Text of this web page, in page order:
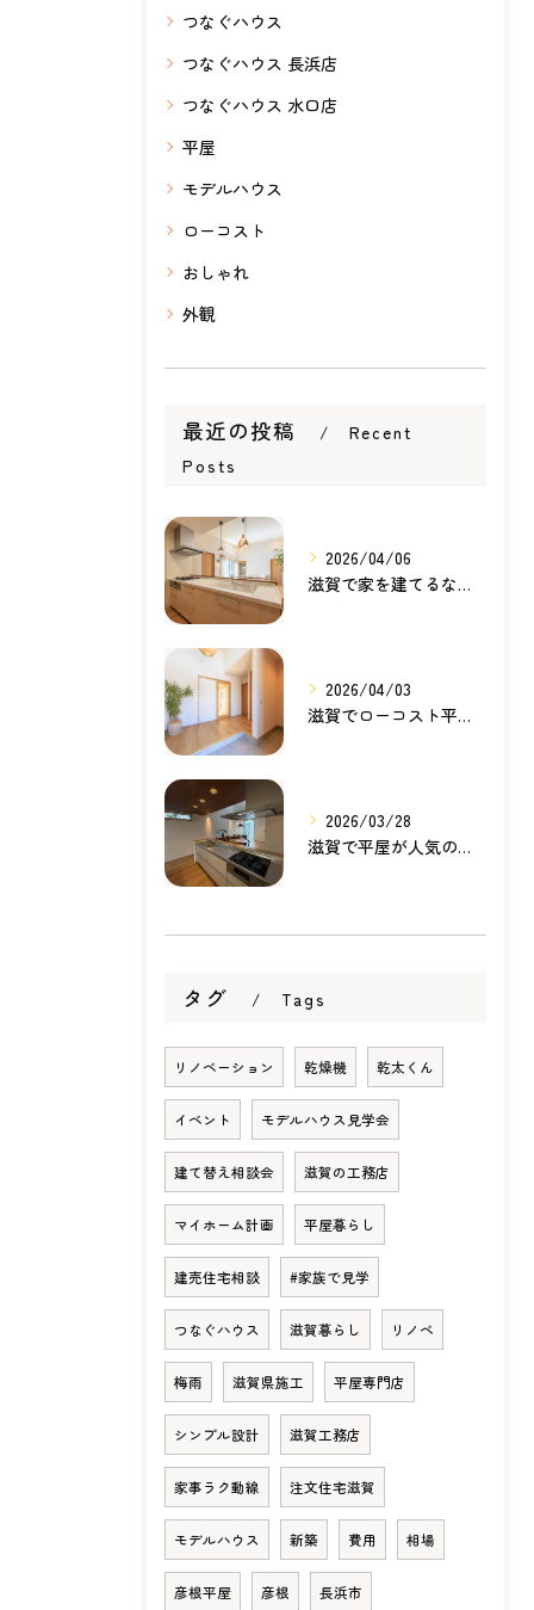
つなぐハウス
つなぐハウス 長浜店
つなぐハウス 水口店
平屋
モデルハウス
ローコスト
おしゃれ
外観
最近の投稿
Recent
Posts
2026/04/06
滋賀で家を建てるなら知っておきたい住宅ローンの基本｜無理のない家づくりの考え方
2026/04/03
滋賀でローコスト平屋を建てるなら？無理のない価格で理想の暮らしを叶える家づくり
2026/03/28
滋賀で平屋が人気の理由とは？暮らしやすさ・家事動線・将来性から考える家づくり
タグ Tags
リノベーション 乾燥機 乾太くん
イベント モデルハウス見学会
建て替え相談会 滋賀の工務店
マイホーム計画 平屋暮らし
建売住宅相談 #家族で見学
つなぐハウス 滋賀暮らし リノベ
梅雨 滋賀県施工 平屋専門店
シンプル設計 滋賀工務店
家事ラク動線 注文住宅滋賀
モデルハウス 新築 費用 相場
彦根平屋 彦根 長浜市